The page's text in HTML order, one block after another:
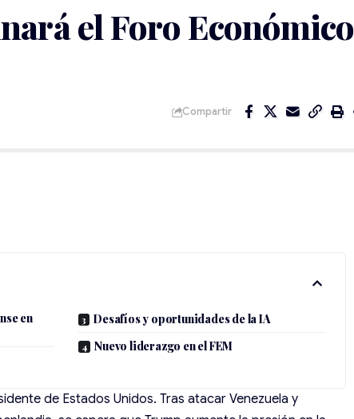
el Foro Económico
Compartir
en
Desafíos y oportunidades de la IA
Nuevo liderazgo en el FEM
de Estados Unidos. Tras atacar Venezuela y